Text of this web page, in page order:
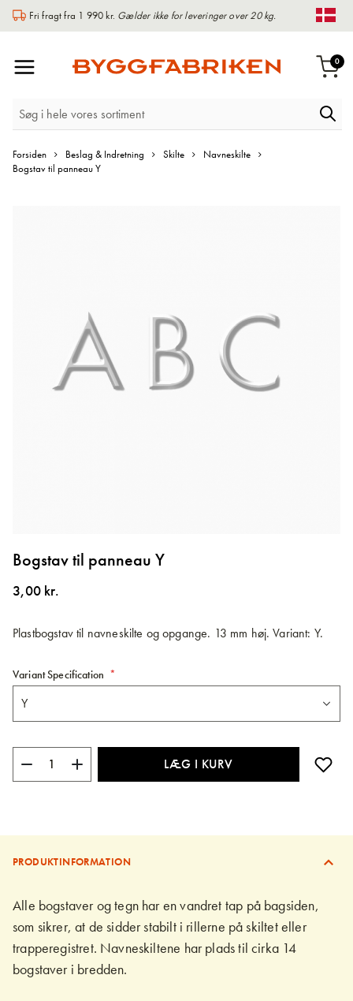
Fri fragt fra 1 990 kr. Gælder ikke for leveringer over 20 kg.
0
Forsiden Beslag & Indretning Skilte
Navneskilte
Bogstav til panneau Y
til
starten
billedgalleriet
Bogstav til panneau Y
3,00 kr.
Plastbogstav til navneskilte og opgange. 13 mm høj. Variant: Y.
Variant Specification
LÆG I KURV
PRODUKTINFORMATION
Alle bogstaver og tegn har en vandret tap på bagsiden,
som sikrer, at de sidder stabilt i rillerne på skiltet eller
trapperegistret. Navneskiltene har plads til cirka 14
bogstaver i bredden.